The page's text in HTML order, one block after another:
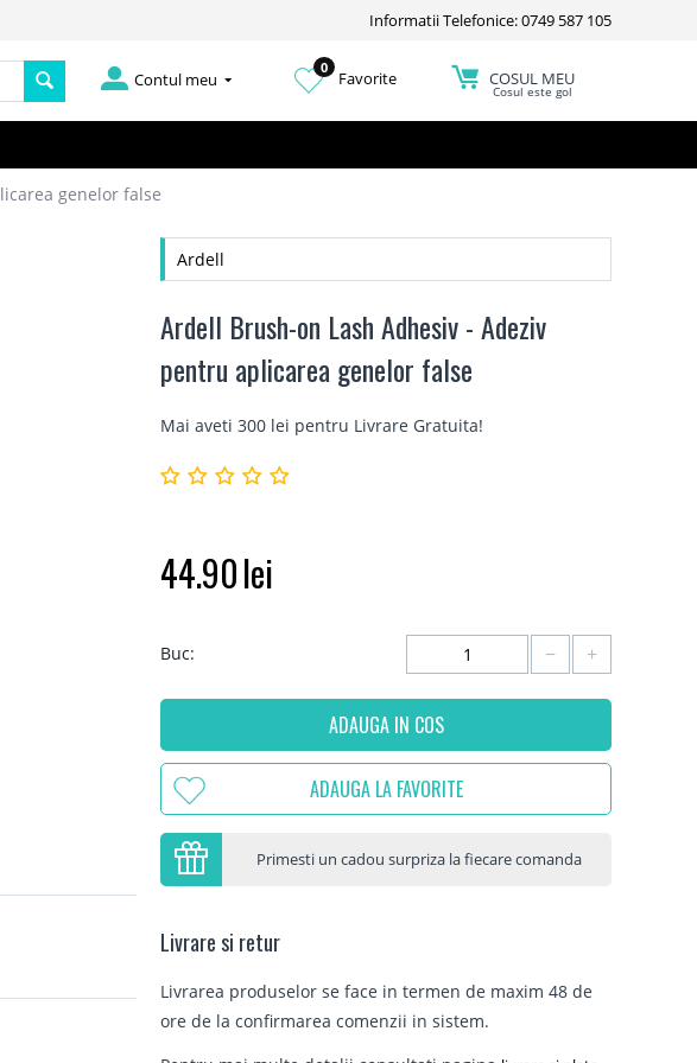
Informatii Telefonice: 0749 587 105
Contul meu
0
Favorite COSUL MEU
Cosul este gol
genelor false
Ardell
Ardell Brush-on Lash Adhesiv - Adeziv
pentru aplicarea genelor false
Mai aveti 300 lei pentru Livrare Gratuita!
44.90lei
Buc: +
−
ADAUGA IN COS
ADAUGA LA FAVORITE
Primesti un cadou surpriza la fiecare comanda
Livrare si retur
Livrarea produselor se face in termen de maxim 48 de
ore de la confirmarea comenzii in sistem.